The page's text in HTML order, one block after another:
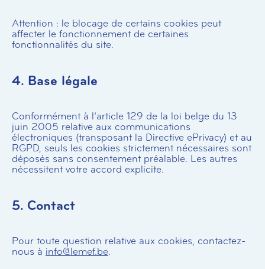
Attention : le blocage de certains cookies peut
affecter le fonctionnement de certaines
fonctionnalités du site.
4. Base légale
Conformément à l’article 129 de la loi belge du 13
juin 2005 relative aux communications
électroniques (transposant la Directive ePrivacy) et au
RGPD, seuls les cookies strictement nécessaires sont
déposés sans consentement préalable. Les autres
nécessitent votre accord explicite.
5. Contact
Pour toute question relative aux cookies, contactez-
nous à info@lemef.be.